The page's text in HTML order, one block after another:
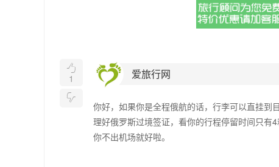

1

爱旅行网
你好，如果你是全程俄航的话，行李可以直挂到
理好俄罗斯过境签证，看你的行程停留时间只有
你不出机场就好啦。